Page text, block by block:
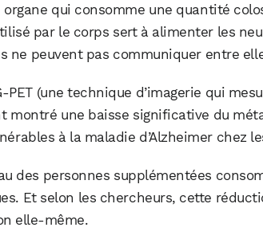
qui consomme une quantité
par le corps sert à alimenter les
ne peuvent pas communiquer entre
PET (une technique d’imagerie qui
montré une baisse significative du
à la maladie d’Alzheimer chez
des personnes supplémentées
Et selon les chercheurs, cette
elle-même.